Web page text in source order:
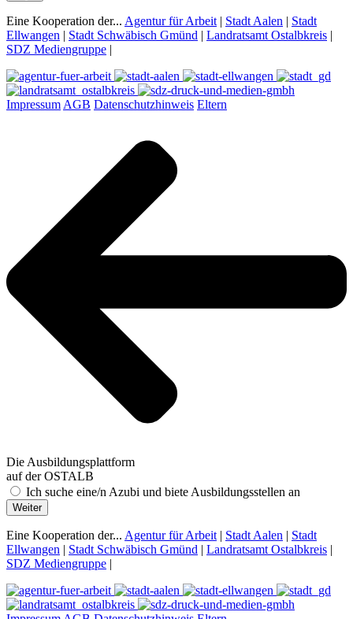
Eine Kooperation der... Agentur für Arbeit | Stadt Aalen | Stadt
Ellwangen | Stadt Schwäbisch Gmünd | Landratsamt Ostalbkreis |
SDZ Mediengruppe |
Impressum AGB Datenschutzhinweis Eltern
Die Ausbildungsplattform
auf der OSTALB
Ich suche eine/n Azubi und biete Ausbildungsstellen an
Weiter
Eine Kooperation der... Agentur für Arbeit | Stadt Aalen | Stadt
Ellwangen | Stadt Schwäbisch Gmünd | Landratsamt Ostalbkreis |
SDZ Mediengruppe |